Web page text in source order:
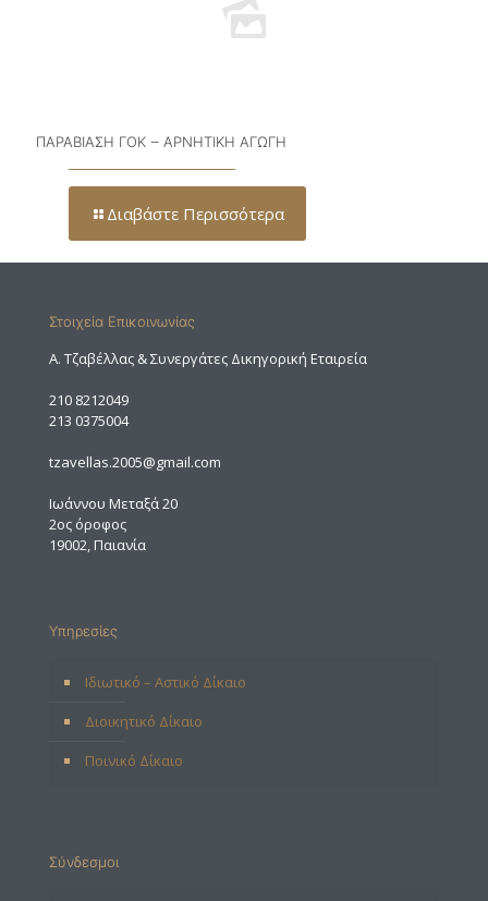
ΠΑΡΑΒΙΑΣΗ ΓΟΚ – ΑΡΝΗΤΙΚΗ ΑΓΩΓΗ
Διαβάστε Περισσότερα
Στοιχεία Επικοινωνίας
A. Τζαβέλλας & Συνεργάτες Δικηγορική Εταιρεία
210 8212049
213 0375004
tzavellas.2005@gmail.com
Ιωάννου Μεταξά 20
2ος όροφος
19002, Παιανία
Υπηρεσίες
Ιδιωτικό – Αστικό Δίκαιο
Διοικητικό Δίκαιο
Ποινικό Δίκαιο
Σύνδεσμοι